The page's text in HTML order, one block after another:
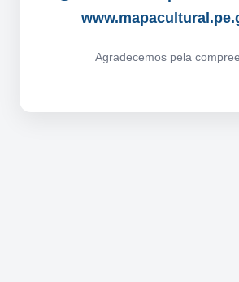
Agradecemos pela